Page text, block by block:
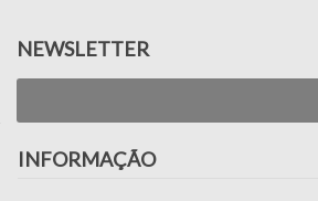
NEWSLETTER
INFORMAÇÃO